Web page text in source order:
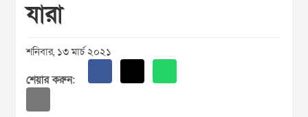
যারা
শনিবার, ১৩ মার্চ ২০২১
শেয়ার করুন: